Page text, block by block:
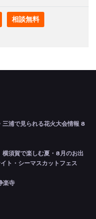
相談無料
三浦で見られる花火大会情報 8
横須賀で楽しむ夏・8月のお出
ト・シーマスカットフェス
楽寺